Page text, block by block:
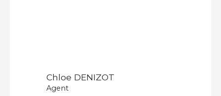
Chloe DENIZOT
Agent